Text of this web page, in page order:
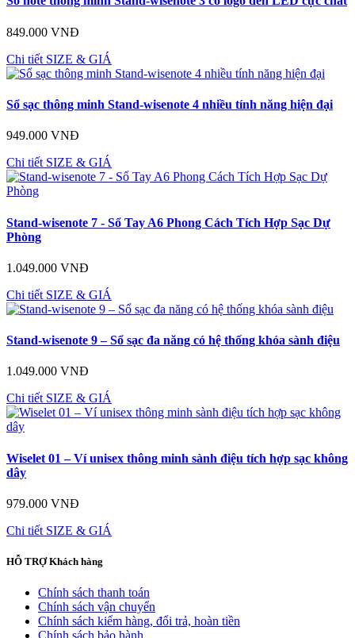
849.000 VNĐ
Chi tiết SIZE & GIÁ
Sổ sạc thông minh Stand-wisenote 4 nhiều tính năng hiện đại
949.000 VNĐ
Chi tiết SIZE & GIÁ
Stand-wisenote 7 - Sổ Tay A6 Phong Cách Tích Hợp Sạc Dự
Phòng
1.049.000 VNĐ
Chi tiết SIZE & GIÁ
Stand-wisenote 9 – Sổ sạc đa năng có hệ thống khóa sành điệu
1.049.000 VNĐ
Chi tiết SIZE & GIÁ
Wiselet 01 – Ví unisex thông minh sành điệu tích hợp sạc không
dây
979.000 VNĐ
Chi tiết SIZE & GIÁ
HỖ TRỢKhách hàng
Chính sách thanh toán
Chính sách vận chuyển
Chính sách kiểm hàng, đổi trả, hoàn tiền